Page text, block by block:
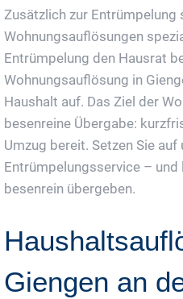
Zusätzlich zur Entrümpelung
Wohnungsauflösungen
Entrümpelung den Hausrat
Wohnungsauflösung in
Haushalt auf. Das Ziel der
besenreine Übergabe:
Umzug bereit. Setzen Sie auf
Entrümpelungsservice – und
besenrein übergeben.
Giengen an